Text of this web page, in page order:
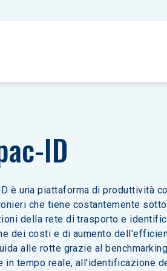
ID
è una piattaforma di produttività
che tiene costantemente
della rete di trasporto e
dei costi e di aumento
alle rotte grazie al
in tempo reale, all'identificazione